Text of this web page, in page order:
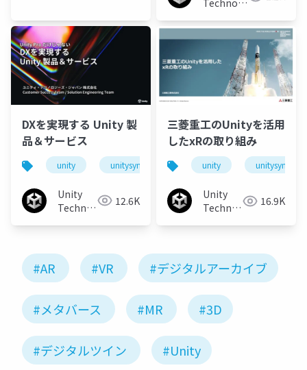
Technologies
DXを実現する Unity 製
品＆サービス
unity unitysync
Unity
Technologies12.6K
三菱重工のUnityを活用
したxRの取り組み
unity unitysync
Unity
Technologies16.9K
#AR #VR #デジタルアーカイブ
#メタバース #MR #3D
#デジタルツイン #Unity